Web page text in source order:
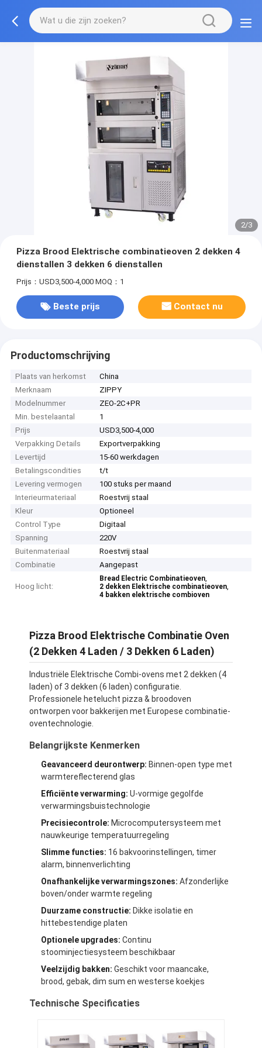
2/3
Pizza Brood Elektrische combinatieoven 2 dekken 4
dienstallen 3 dekken 6 dienstallen
Prijs：USD3,500-4,000 MOQ：1
Beste prijs Contact nu
Productomschrijving
Plaats van herkomst
China
Merknaam
ZIPPY
Modelnummer
ZEO-2C+PR
Min. bestelaantal
1
Prijs
USD3,500-4,000
Verpakking Details
Exportverpakking
Levertijd
15-60 werkdagen
Betalingscondities
t/t
Levering vermogen
100 stuks per maand
Interieurmateriaal
Roestvrij staal
Kleur
Optioneel
Control Type
Digitaal
Spanning
220V
Buitenmateriaal
Roestvrij staal
Combinatie
Aangepast
Hoog licht:
Bread Electric Combinatieoven,
2 dekken Elektrische combinatieoven,
4 bakken elektrische combioven
Pizza Brood Elektrische Combinatie Oven
(2 Dekken 4 Laden / 3 Dekken 6 Laden)
Industriële Elektrische Combi-ovens met 2 dekken (4
laden) of 3 dekken (6 laden) configuratie.
Professionele hetelucht pizza & broodoven
ontworpen voor bakkerijen met Europese combinatie-
oventechnologie.
Belangrijkste Kenmerken
Geavanceerd deurontwerp: Binnen-open type met
warmtereflecterend glas
Efficiënte verwarming: U-vormige gegolfde
verwarmingsbuistechnologie
Precisiecontrole: Microcomputersysteem met
nauwkeurige temperatuurregeling
Slimme functies: 16 bakvoorinstellingen, timer
alarm, binnenverlichting
Onafhankelijke verwarmingszones: Afzonderlijke
boven/onder warmte regeling
Duurzame constructie: Dikke isolatie en
hittebestendige platen
Optionele upgrades: Continu
stoominjectiesysteem beschikbaar
Veelzijdig bakken: Geschikt voor maancake,
brood, gebak, dim sum en westerse koekjes
Technische Specificaties